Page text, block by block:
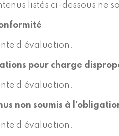
listés ci-dessous ne
d’évaluation.
pour charge
d’évaluation.
non soumis à
d’évaluation.